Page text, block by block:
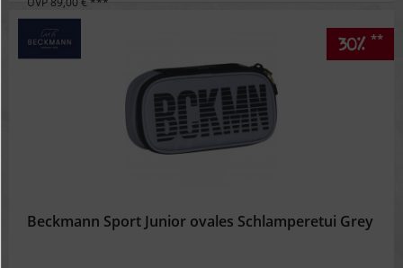
30% **
Beckmann Sport Junior ovales Schlamperetui Grey